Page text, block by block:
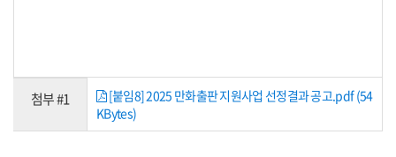
첨부 #1
[붙임8] 2025 만화출판 지원사업 선정결과 공고.pdf (54
KBytes)